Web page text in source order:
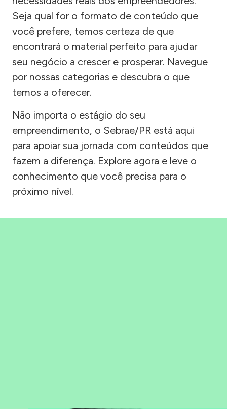
Seja qual for o formato de conteúdo que
você prefere, temos certeza de que
encontrará o material perfeito para ajudar
seu negócio a crescer e prosperar. Navegue
por nossas categorias e descubra o que
temos a oferecer.
Não importa o estágio do seu
empreendimento, o Sebrae/PR está aqui
para apoiar sua jornada com conteúdos que
fazem a diferença. Explore agora e leve o
conhecimento que você precisa para o
próximo nível.